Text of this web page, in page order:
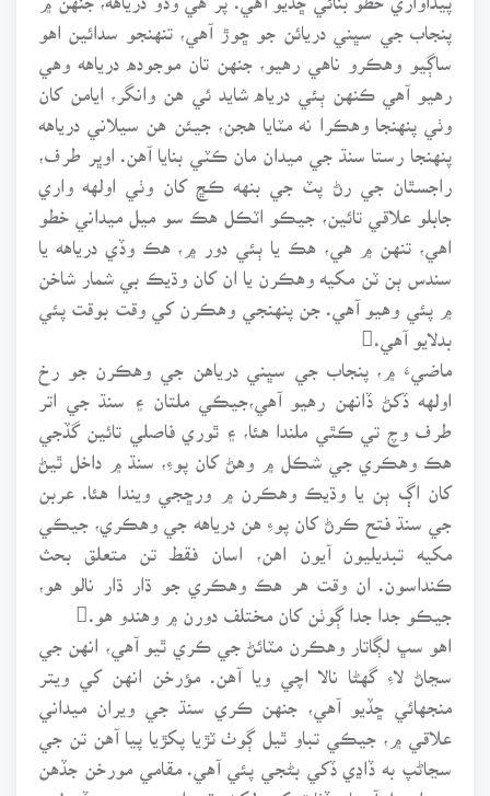
پنجاب جي سڀني دريائن جو ڇوڙ آهي، تنهنجو سدائين اهو
ساڳيو وهڪرو ناهي رهيو، جنهن تان موجوده درياهه وهي
رهيو آهي ڪنهن ٻئي درياه شايد ئي هن وانگر، ايامن کان
وٺي پنهنجا وهڪرا نه مٽايا هجن، جيئن هن سيلاني درياهه
پنهنجا رستا سنڌ جي ميدان مان ڪٽي بنايا آهن. اوڀر طرف،
راجسٿان جي رڻ پٽ جي بنهه ڪڇ کان وٺي اولهه واري
جابلو علاقي تائين، جيڪو اٽڪل هڪ سو ميل ميداني خطو
اهي، تنهن ۾ هي، هڪ يا ٻئي دور ۾، هڪ وڏي درياهه يا
سندس ٻن ٽن مکيه وهڪرن يا ان کان وڌيڪ بي شمار شاخن
۾ پئي وهيو آهي. جن پنهنجي وهڪرن کي وقت بوقت پئي
بدلايو آهي.
ماضيءَ ۾، پنجاب جي سڀني درياهن جي وهڪرن جو رخ
اولهه ڏکڻ ڏانهن رهيو آهي،جيڪي ملتان ۽ سنڌ جي اتر
طرف وچ تي ڪٿي ملندا هئا، ۽ ٿوري فاصلي تائين گڏجي
هڪ وهڪري جي شڪل ۾ وهڻ کان پوءِ، سنڌ ۾ داخل ٿيڻ
کان اڳ ٻن يا وڌيڪ وهڪرن ۾ ورڇجي ويندا هئا. عربن
جي سنڌ فتح ڪرڻ کان پوءِ هن درياهه جي وهڪري، جيڪي
مکيه تبديليون آيون اهن، اسان فقط تن متعلق بحث
ڪنداسون. ان وقت هر هڪ وهڪري جو ڌار ڌار نالو هو،
جيڪو جدا جدا ڳوٺن کان مختلف دورن ۾ وهندو هو.
اهو سڀ لڳاتار وهڪرن مٽائڻ جي ڪري ٿيو آهي، انهن جي
سڃاڻ لاءِ گهڻا نالا اچي ويا آهن. مؤرخن انهن کي ويتر
منجهائي ڇڏيو آهي، جنهن ڪري سنڌ جي ويران ميداني
علاقي ۾، جيڪي تباو ٿيل ڳوٺ ٽڙيا پکڙيا پيا آهن تن جي
سڃاڻپ به ڏاڍي ڏکي بڻجي پئي آهي. مقامي مورخن جڏهن
هي اجڙيل آستان ڏٺا ته کين لکڻ وقت ان دور جي ٻوڏ، دل ۽